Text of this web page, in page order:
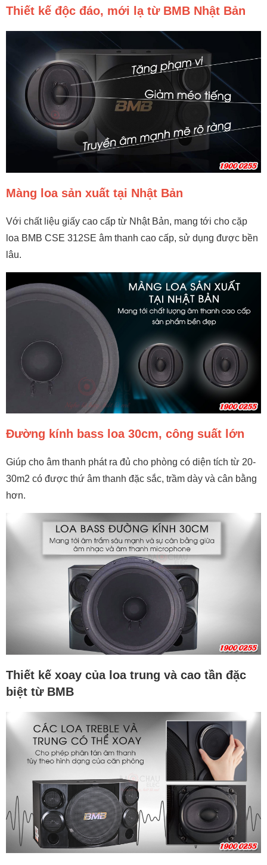
Thiết kế độc đáo, mới lạ từ BMB Nhật Bản
Màng loa sản xuất tại Nhật Bản
Với chất liệu giấy cao cấp từ Nhật Bản, mang tới cho cặp
loa BMB CSE 312SE âm thanh cao cấp, sử dụng được bền
lâu.
Đường kính bass loa 30cm, công suất lớn
Giúp cho âm thanh phát ra đủ cho phòng có diện tích từ 20-
30m2 có được thứ âm thanh đặc sắc, trầm dày và cân bằng
hơn.
Thiết kế xoay của loa trung và cao tần đặc
biệt từ BMB